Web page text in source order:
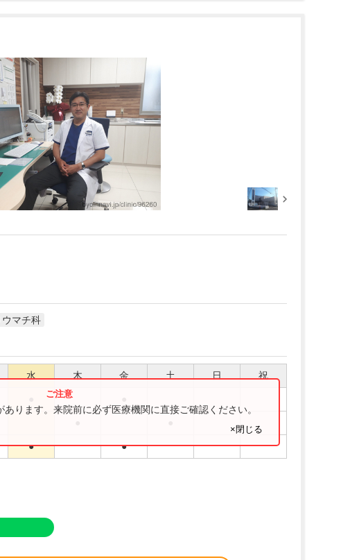
ウマチ科
水 木 金 土 日 祝
● ●
ります。来院前に必ず医療機関に直接ご確認ください。
×閉じる